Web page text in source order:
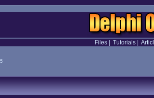
Files| Tutorials|